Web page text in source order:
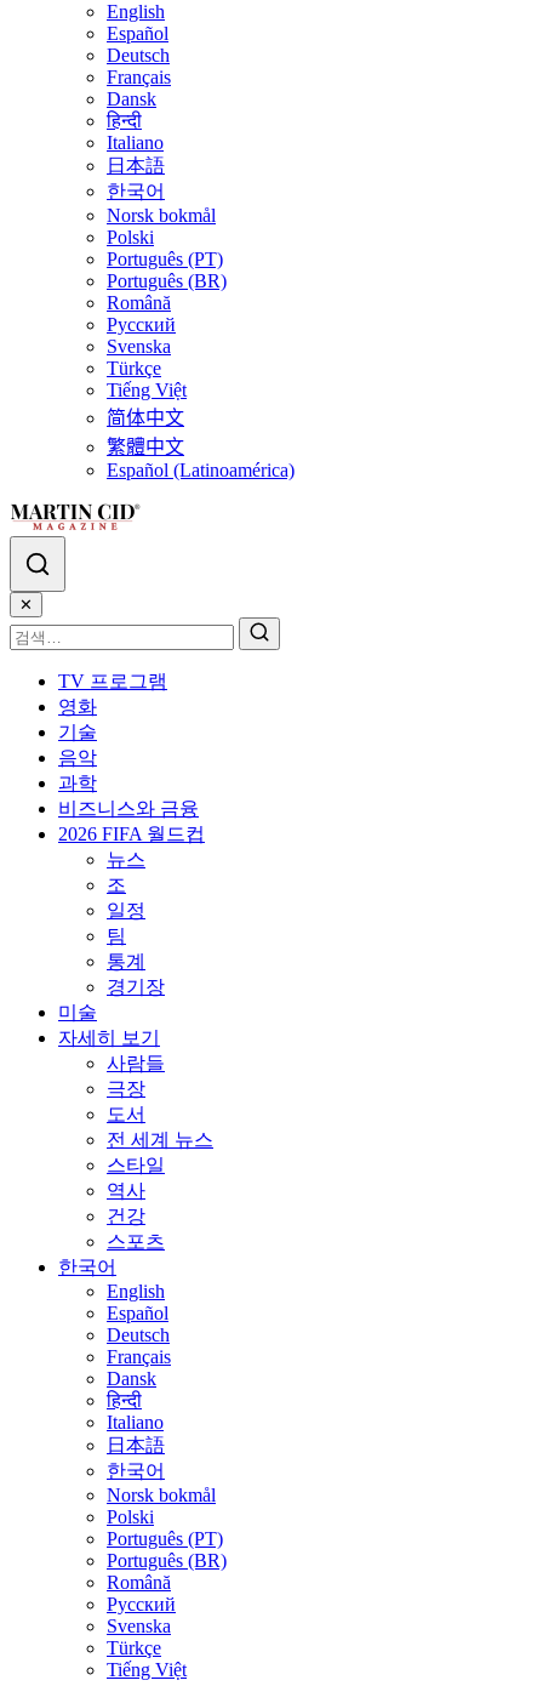
English
Español
Deutsch
Français
Dansk
हिन्दी
Italiano
日本語
한국어
Norsk bokmål
Polski
Português (PT)
Português (BR)
Română
Русский
Svenska
Türkçe
Tiếng Việt
简体中文
繁體中文
Español (Latinoamérica)
✕
TV 프로그램
영화
기술
음악
과학
비즈니스와 금융
2026 FIFA 월드컵
뉴스
조
일정
팀
통계
경기장
미술
자세히 보기
사람들
극장
도서
전 세계 뉴스
스타일
역사
건강
스포츠
한국어
English
Español
Deutsch
Français
Dansk
हिन्दी
Italiano
日本語
한국어
Norsk bokmål
Polski
Português (PT)
Português (BR)
Română
Русский
Svenska
Türkçe
Tiếng Việt